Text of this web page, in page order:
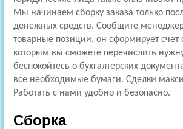
Мы начинаем сборку заказа только
денежных средств. Сообщите
товарные позиции, он сформирует счет
которым вы сможете перечислить
беспокойтесь о бухгалтерских
все необходимые бумаги. Сделки
Работать с нами удобно и безопасно.
Сборка